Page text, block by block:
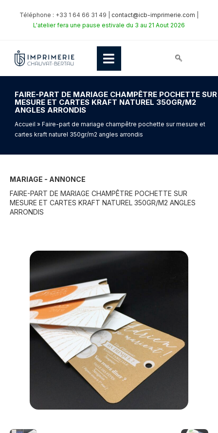
Téléphone : +33 1 64 66 31 49 | contact@icb-imprimerie.com
L'atelier fera une pause estivale du 3 au 21 Aout 2026
FAIRE-PART DE MARIAGE CHAMPÊTRE POCHETTE SUR
MESURE ET CARTES KRAFT NATUREL 350GR/M2
ANGLES ARRONDIS
Accueil » Faire-part de mariage champêtre pochette sur mesure et
cartes kraft naturel 350gr/m2 angles arrondis
MARIAGE - ANNONCE
FAIRE-PART DE MARIAGE CHAMPÊTRE POCHETTE SUR
MESURE ET CARTES KRAFT NATUREL 350GR/M2 ANGLES
ARRONDIS